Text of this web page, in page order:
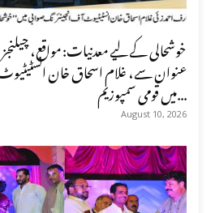
خوشحالی کے لیے معدنیات: مواقع،
عنوان سے، غلام اسحاق خان
میں قومی سمپوزیم...
August 10, 2026